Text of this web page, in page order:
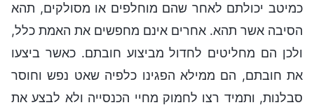
כמיטב יכולתם לאחר שהם מוחלפים או מסולקים, תהא
הסיבה אשר תהא. אחרים אינם מחפשים את האמת כלל,
ולכן הם מחליטים לחדול מביצוע חובתם. כאשר ביצעו
את חובתם, הם ממילא הפגינו כלפיה שאט נפש וחוסר
סבלנות, ותמיד רצו לחמוק מחיי הכנסייה ולא לבצע את